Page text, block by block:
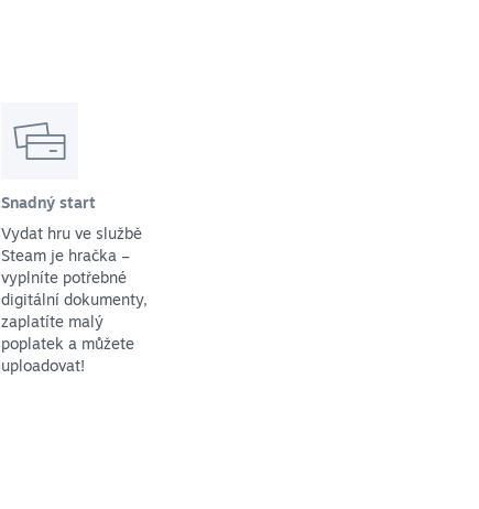
Snadný start
Vydat hru ve službě
Steam je hračka –
vyplníte potřebné
digitální dokumenty,
zaplatíte malý
poplatek a můžete
uploadovat!